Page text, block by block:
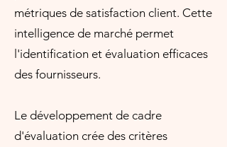
métriques de satisfaction client. Cette
intelligence de marché permet
l'identification et évaluation efficaces
des fournisseurs.
Le développement de cadre
d'évaluation crée des critères